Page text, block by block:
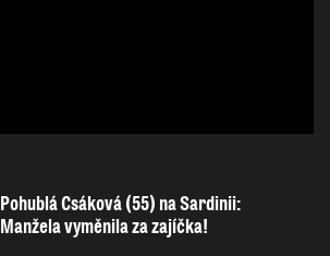
Pohublá Csáková (55) na Sardinii:
Manžela vyměnila za zajíčka!